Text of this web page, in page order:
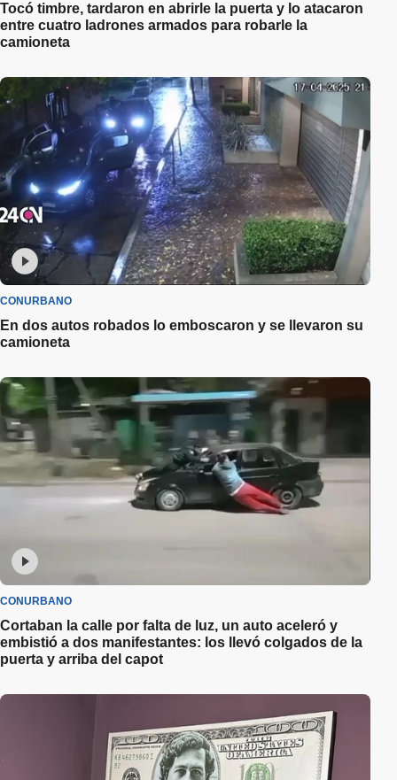
Tocó timbre, tardaron en abrirle la puerta y lo atacaron
entre cuatro ladrones armados para robarle la
camioneta
CONURBANO
En dos autos robados lo emboscaron y se llevaron su
camioneta
CONURBANO
Cortaban la calle por falta de luz, un auto aceleró y
embistió a dos manifestantes: los llevó colgados de la
puerta y arriba del capot